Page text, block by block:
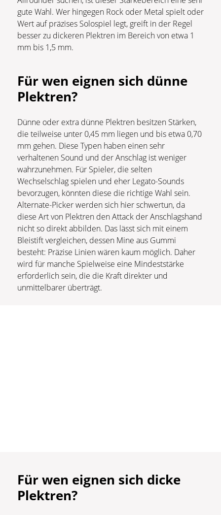
gute Wahl. Wer hingegen Rock oder Metal spielt oder
Wert auf präzises Solospiel legt, greift in der Regel
besser zu dickeren Plektren im Bereich von etwa 1
mm bis 1,5 mm.
Für wen eignen sich dünne
Plektren?
Dünne oder extra dünne Plektren besitzen Stärken,
die teilweise unter 0,45 mm liegen und bis etwa 0,70
mm gehen. Diese Typen haben einen sehr
verhaltenen Sound und der Anschlag ist weniger
wahrzunehmen. Für Spieler, die selten
Wechselschlag spielen und eher Legato-Sounds
bevorzugen, könnten diese die richtige Wahl sein.
Alternate-Picker werden sich hier schwertun, da
diese Art von Plektren den Attack der Anschlagshand
nicht so direkt abbilden. Das lässt sich mit einem
Bleistift vergleichen, dessen Mine aus Gummi
besteht: Präzise Linien wären kaum möglich. Daher
wird für manche Spielweise eine Mindeststärke
erforderlich sein, die die Kraft direkter und
unmittelbarer überträgt.
Für wen eignen sich dicke
Plektren?